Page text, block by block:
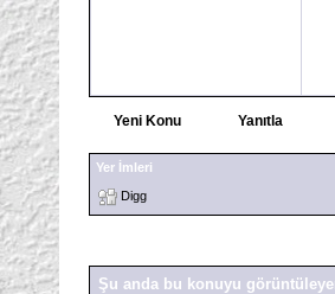
Yeni Konu Yanıtla
Yer İmleri
Digg
Şu anda bu konuyu